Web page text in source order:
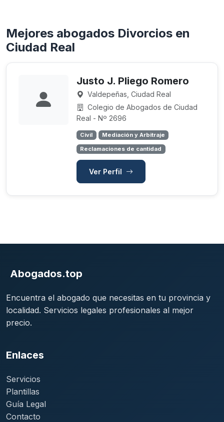
Mejores abogados Divorcios en
Ciudad Real
Justo J. Pliego Romero
Valdepeñas, Ciudad Real
Colegio de Abogados de Ciudad
Real - Nº 2696
Civil
Mediación y Arbitraje
Reclamaciones de cantidad
Ver Perfil
Abogados.top
Encuentra el abogado que necesitas en tu provincia y
localidad. Servicios legales profesionales al mejor
precio.
Enlaces
Servicios
Plantillas
Guía Legal
Contacto